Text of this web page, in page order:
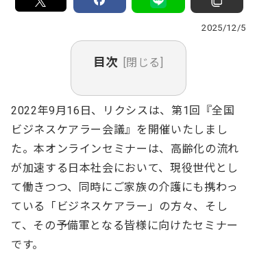
2025/12/5
目次 [閉じる]
2022年9月16日、リクシスは、第1回『全国
ビジネスケアラー会議』を開催いたしまし
た。本オンラインセミナーは、高齢化の流れ
が加速する日本社会において、現役世代とし
て働きつつ、同時にご家族の介護にも携わっ
ている「ビジネスケアラー」の方々、そし
て、その予備軍となる皆様に向けたセミナー
です。